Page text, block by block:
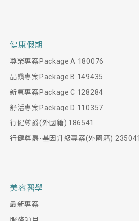
健康假期
尊榮專案Package A 180076
晶鑽專案Package B 149435
新氧專案Package C 128284
舒活專案Package D 110357
行健尊爵(外國籍) 186541
行健尊爵-基因升級專案(外國籍) 235041
美容醫學
最新專案